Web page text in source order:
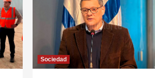
Sociedad